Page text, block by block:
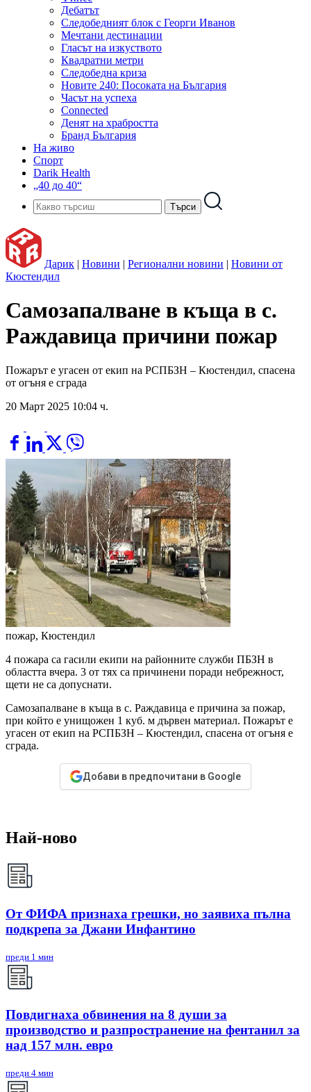
Дебатът
Следобедният блок с Георги Иванов
Мечтани дестинации
Гласът на изкуството
Квадратни метри
Следобедна криза
Новите 240: Посоката на България
Часът на успеха
Connected
Денят на храбростта
Бранд България
На живо
Спорт
Darik Health
„40 до 40“
Дарик | Новини | Регионални новини | Новини от
Кюстендил
Самозапалване в къща в с.
Раждавица причини пожар
Пожарът е угасен от екип на РСПБЗН – Кюстендил, спасена
от огъня е сграда
20 Март 2025 10:04 ч.
пожар, Кюстендил
4 пожара са гасили екипи на районните служби ПБЗН в
областта вчера. 3 от тях са причинени поради небрежност,
щети не са допуснати.
Самозапалване в къща в с. Раждавица е причина за пожар,
при който е унищожен 1 куб. м дървен материал. Пожарът е
угасен от екип на РСПБЗН – Кюстендил, спасена от огъня е
сграда.
Добави в предпочитани в Google
Най-ново
От ФИФА признаха грешки, но заявиха пълна
подкрепа за Джани Инфантино
преди 1 мин
Повдигнаха обвинения на 8 души за
производство и разпространение на фентанил за
над 157 млн. евро
преди 4 мин